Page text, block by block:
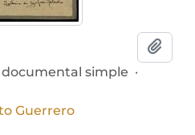
simple ·
Guerrero